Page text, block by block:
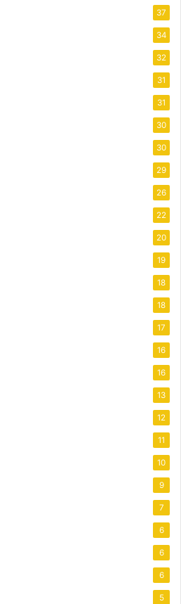
37
34
32
31
31
30
30
29
26
22
20
19
18
18
17
16
16
13
12
11
10
9
7
6
6
6
5